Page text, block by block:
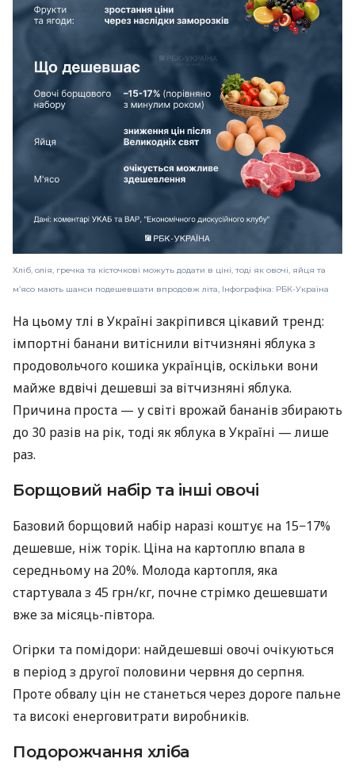
Хліб, олія, гречка та кісточкові можуть додати в ціні, тоді як овочі, яйця та
м’ясо мають шанси подешевшати впродовж літа, Інфографіка: РБК-Україна
На цьому тлі в Україні закріпився цікавий тренд:
імпортні банани витіснили вітчизняні яблука з
продовольчого кошика українців, оскільки вони
майже вдвічі дешевші за вітчизняні яблука.
Причина проста — у світі врожай бананів збирають
до 30 разів на рік, тоді як яблука в Україні — лише
раз.
Борщовий набір та інші овочі
Базовий борщовий набір наразі коштує на 15−17%
дешевше, ніж торік. Ціна на картоплю впала в
середньому на 20%. Молода картопля, яка
стартувала з 45 грн/кг, почне стрімко дешевшати
вже за місяць-півтора.
Огірки та помідори: найдешевші овочі очікуються
в період з другої половини червня до серпня.
Проте обвалу цін не станеться через дороге пальне
та високі енерговитрати виробників.
Подорожчання хліба